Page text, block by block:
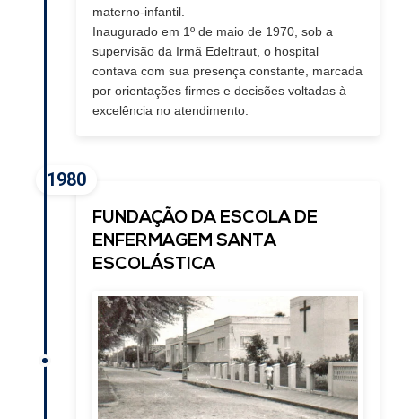
materno-infantil.
Inaugurado em 1º de maio de 1970, sob a
supervisão da Irmã Edeltraut, o hospital
contava com sua presença constante, marcada
por orientações firmes e decisões voltadas à
excelência no atendimento.
1980
FUNDAÇÃO DA ESCOLA DE
ENFERMAGEM SANTA
ESCOLÁSTICA